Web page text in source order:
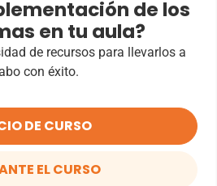
de los
en tu aula?
de recursos para llevarlos a
con éxito.
DE CURSO
EL CURSO